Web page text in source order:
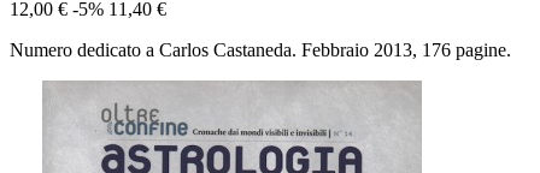
12,00 € -5% 11,40 €
Numero dedicato a Carlos Castaneda. Febbraio 2013, 176 pagine.